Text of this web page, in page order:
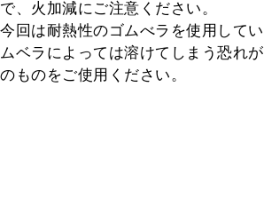
で、火加減にご注意ください。
今回は耐熱性のゴムべラを使用して
ムベラによっては溶けてしまう恐れ
のものをご使用ください。